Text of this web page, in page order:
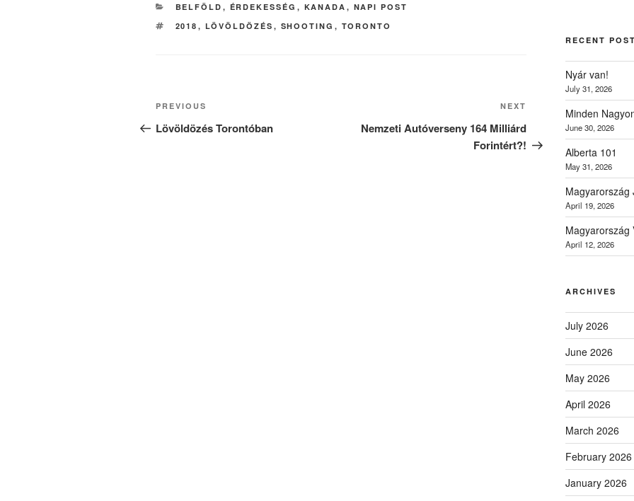
CATEGORIES
BELFÖLD , ÉRDEKESSÉG , KANADA , NAPI POST
TAGS
2018 , LÖVÖLDÖZÉS , SHOOTING , TORONTO
Post
navigation
Previous
Post
PREVIOUS
Lövöldözés Torontóban
Post
NEXT
Nemzeti Autóverseny 164 Milliárd
Forintért?!
RECENT
Nyár van!
July 31, 2026
Minden
June 30, 2026
Alberta 101
May 31, 2026
Magyarország
April 19, 2026
Magyarország
April 12, 2026
ARCHIVES
July 2026
June 2026
May 2026
April 2026
March 2026
February 2026
January 2026